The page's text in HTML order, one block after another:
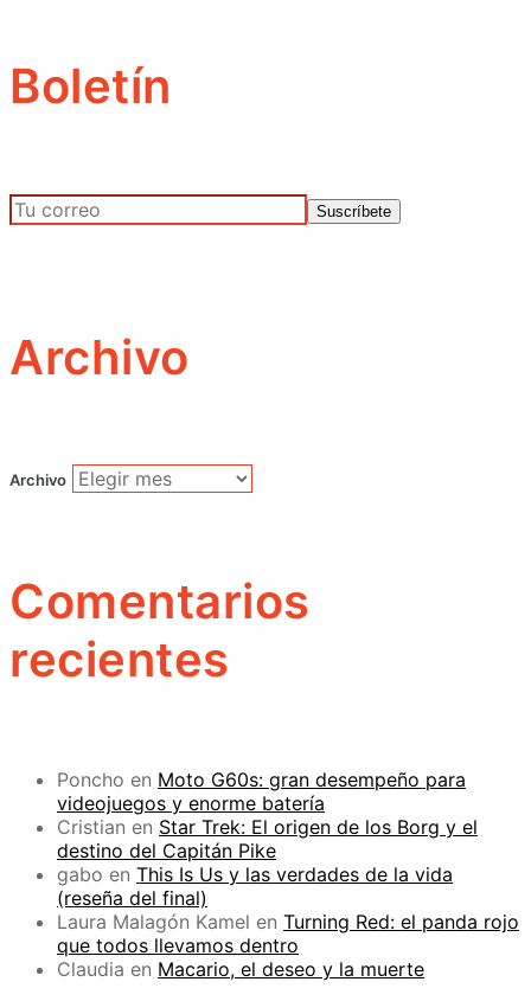
Boletín
Archivo
Archivo
Comentarios
recientes
Poncho en Moto G60s: gran desempeño para
videojuegos y enorme batería
Cristian en Star Trek: El origen de los Borg y el
destino del Capitán Pike
gabo en This Is Us y las verdades de la vida
(reseña del final)
Laura Malagón Kamel en Turning Red: el panda rojo
que todos llevamos dentro
Claudia en Macario, el deseo y la muerte